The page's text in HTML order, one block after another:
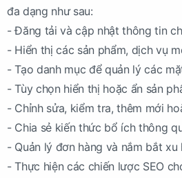
đa dạng như sau:
- Đăng tải và cập nhật thông tin
- Hiển thị các sản phẩm, dịch vụ
- Tạo danh mục để quản lý các
- Tùy chọn hiển thị hoặc ẩn sản
- Chỉnh sửa, kiểm tra, thêm mới
- Chia sẻ kiến thức bổ ích thông
- Quản lý đơn hàng và nắm bắt
- Thực hiện các chiến lược SEO